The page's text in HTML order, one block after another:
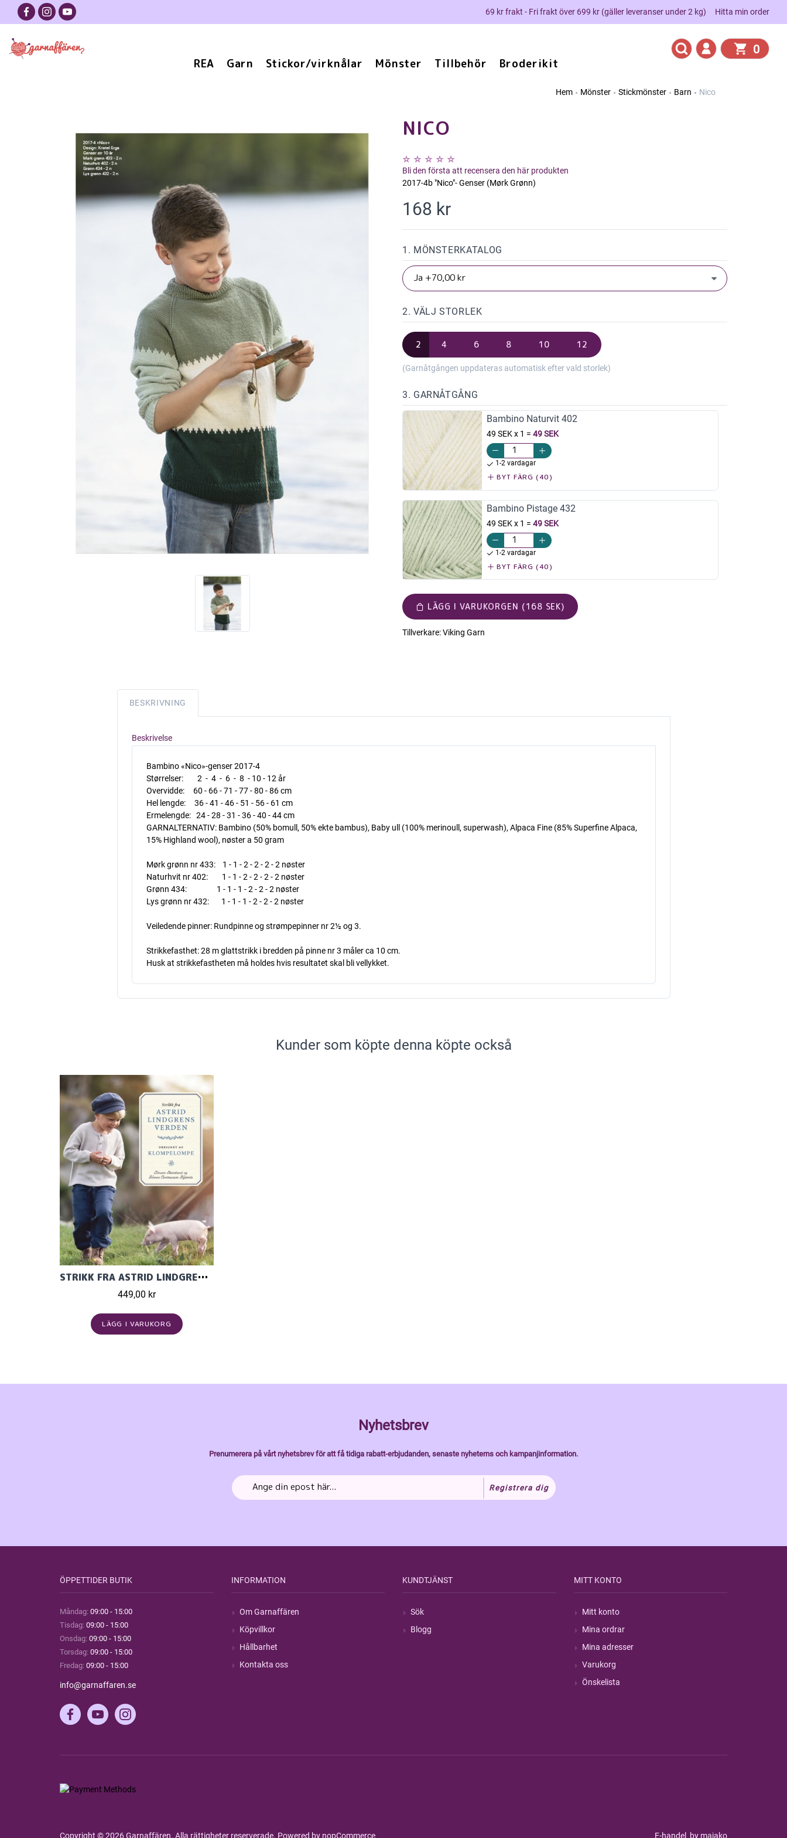
69 kr frakt - Fri frakt över 699 kr (gäller leveranser under 2 kg) Hitta min order
REA Garn Stickor/virknålar Mönster Tillbehör Broderikit
0
Hem Mönster Stickmönster Barn Nico
NICO
Bli den första att recensera den här produkten
2017-4b "Nico"- Genser (Mørk Grønn)
168 kr
1. MÖNSTERKATALOG
2. VÄLJ STORLEK
2 4 6 8 10 12
(Garnåtgången uppdateras automatisk efter vald storlek)
3. GARNÅTGÅNG
Bambino Naturvit 402
49 SEK x 1 = 49 SEK
1-2 vardagar
BYT FÄRG (40)
Bambino Pistage 432
49 SEK x 1 = 49 SEK
1-2 vardagar
BYT FÄRG (40)
LÄGG I VARUKORGEN (168 SEK)
Tillverkare:Viking Garn
BESKRIVNING
Beskrivelse
Bambino «Nico»-genser 2017-4
Størrelser: 2 - 4 - 6 - 8 - 10 - 12 år
Overvidde: 60 - 66 - 71 - 77 - 80 - 86 cm
Hel lengde: 36 - 41 - 46 - 51 - 56 - 61 cm
Ermelengde: 24 - 28 - 31 - 36 - 40 - 44 cm
GARNALTERNATIV: Bambino (50% bomull, 50% ekte bambus), Baby ull (100% merinoull, superwash), Alpaca Fine (85% Superfine Alpaca,
15% Highland wool), nøster a 50 gram
Mørk grønn nr 433: 1 - 1 - 2 - 2 - 2 - 2 nøster
Naturhvit nr 402: 1 - 1 - 2 - 2 - 2 - 2 nøster
Grønn 434: 1 - 1 - 1 - 2 - 2 - 2 nøster
Lys grønn nr 432: 1 - 1 - 1 - 2 - 2 - 2 nøster
Veiledende pinner: Rundpinne og strømpepinner nr 2½ og 3.
Strikkefasthet: 28 m glattstrikk i bredden på pinne nr 3 måler ca 10 cm.
Husk at strikkefastheten må holdes hvis resultatet skal bli vellykket.
Kunder som köpte denna köpte också
STRIKK FRA ASTRID LINDGRENS VERDEN
449,00 kr
LÄGG I VARUKORG
Nyhetsbrev
Prenumerera på vårt nyhetsbrev för att få tidiga rabatt-erbjudanden, senaste nyheterns och kampanjinformation.
Registrera dig
ÖPPETTIDER BUTIK
Måndag: 09:00 - 15:00
Tisdag: 09:00 - 15:00
Onsdag: 09:00 - 15:00
Torsdag: 09:00 - 15:00
Fredag: 09:00 - 15:00
info@garnaffaren.se
INFORMATION
Om Garnaffären
Köpvillkor
Hållbarhet
Kontakta oss
KUNDTJÄNST
Sök
Blogg
MITT KONTO
Mitt konto
Mina ordrar
Mina adresser
Varukorg
Önskelista
Copyright © 2026 Garnaffären. Alla rättigheter reserverade. Powered by nopCommerce E-handel by majako